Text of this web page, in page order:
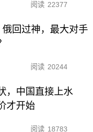
阅读 22377
回过神，最大对手
阅读 20244
，中国直接上水
才开始
阅读 18783